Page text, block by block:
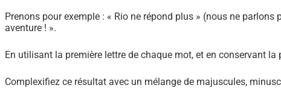
Prenons pour exemple : « Rio ne répond plus » (nous ne
aventure ! ».
En utilisant la première lettre de chaque mot, et en conservant la
Complexifiez ce résultat avec un mélange de majuscules,